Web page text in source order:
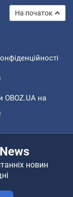
На початок
OBOZ.UA на
новин